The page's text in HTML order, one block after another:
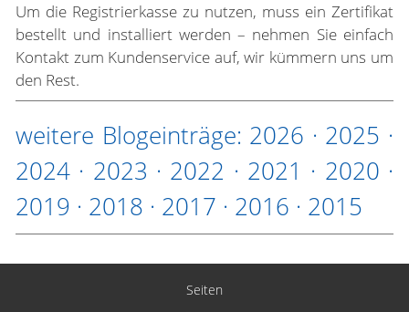
Um die Registrierkasse zu nutzen, muss ein Zertifikat
bestellt und installiert werden – nehmen Sie einfach
Kontakt zum Kundenservice auf, wir kümmern uns um
den Rest.
weitere Blogeinträge: 2026 · 2025 ·
2024 · 2023 · 2022 · 2021 · 2020 ·
2019 · 2018 · 2017 · 2016 · 2015
Seiten